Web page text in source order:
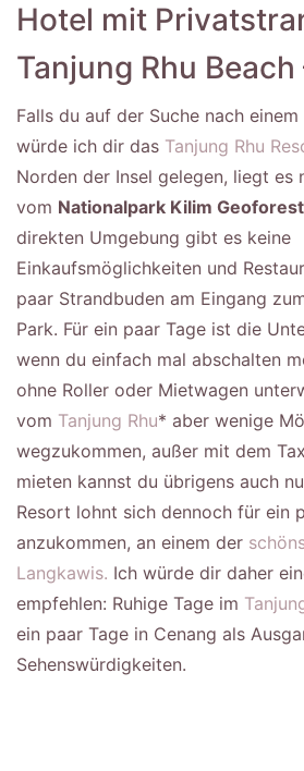
Hotel mit
Tanjung Rhu
Falls du auf der Suche nach
würde ich dir das Tanjung Rhu
Norden der Insel gelegen, liegt es
vom Nationalpark Kilim
direkten Umgebung gibt es keine
Einkaufsmöglichkeiten und
paar Strandbuden am Eingang
Park. Für ein paar Tage ist die
wenn du einfach mal abschalten
ohne Roller oder Mietwagen
vom Tanjung Rhu* aber wenige
wegzukommen, außer mit dem
mieten kannst du übrigens auch
Resort lohnt sich dennoch für ein
anzukommen, an einem der
Langkawis. Ich würde dir daher
empfehlen: Ruhige Tage im
ein paar Tage in Cenang als
Sehenswürdigkeiten.